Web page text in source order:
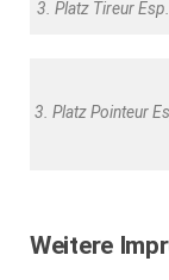
3. Platz Tireur
3. Platz Pointeur
Weitere